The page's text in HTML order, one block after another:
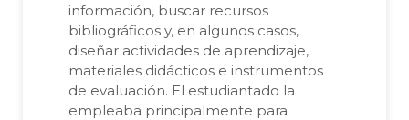
información, buscar recursos
bibliográficos y, en algunos casos,
diseñar actividades de aprendizaje,
materiales didácticos e instrumentos
de evaluación. El estudiantado la
empleaba principalmente para